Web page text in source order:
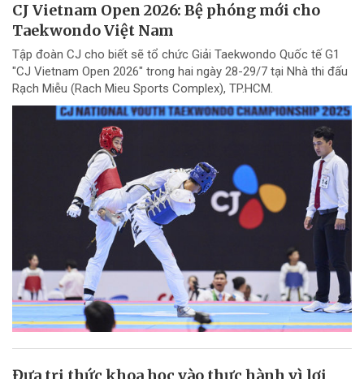
CJ Vietnam Open 2026: Bệ phóng mới cho
Taekwondo Việt Nam
Tập đoàn CJ cho biết sẽ tổ chức Giải Taekwondo Quốc tế G1
"CJ Vietnam Open 2026" trong hai ngày 28-29/7 tại Nhà thi đấu
Rạch Miễu (Rach Mieu Sports Complex), TP.HCM.
Đưa tri thức khoa học vào thực hành vì lợi